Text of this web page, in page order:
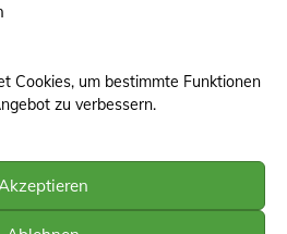
Cookies, um bestimmte Funktionen
zu verbessern.
Akzeptieren